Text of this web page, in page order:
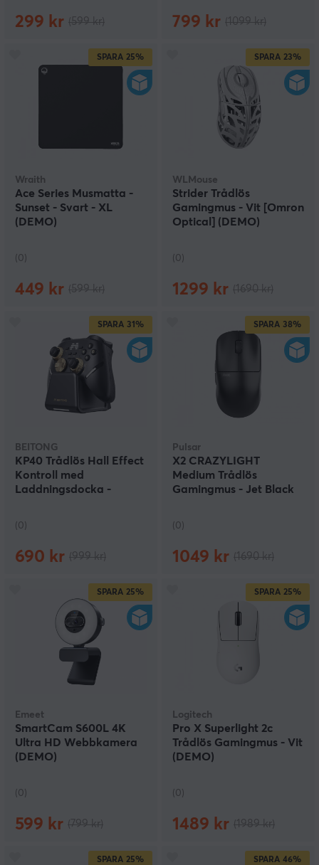
299 kr 799 kr
SPARA 25%
Wraith
Ace Series Musmatta -
Sunset - Svart - XL
(DEMO)
(0)
449 kr
SPARA 23%
WLMouse
Strider Trådlös
Gamingmus - Vit [Omron
Optical] (DEMO)
(0)
1299 kr
SPARA 31%
BEITONG
KP40 Trådlös Hall Effect
Kontroll med
Laddningsdocka -
(0)
690 kr
SPARA 38%
Pulsar
X2 CRAZYLIGHT
Medium Trådlös
Gamingmus - Jet Black
(0)
1049 kr
SPARA 25%
Emeet
SmartCam S600L 4K
Ultra HD Webbkamera
(DEMO)
(0)
599 kr
SPARA 25%
Logitech
Pro X Superlight 2c
Trådlös Gamingmus - Vit
(DEMO)
(0)
1489 kr
SPARA 25% SPARA 46%